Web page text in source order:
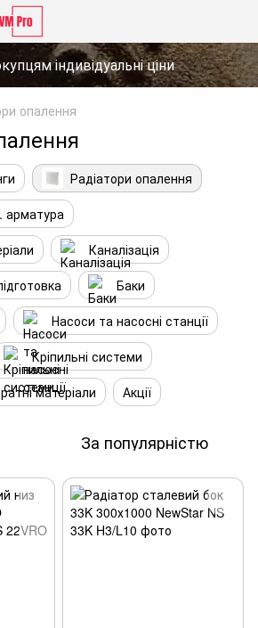
індивідуальні ціни
опалення
Радіатори опалення
арматура
Каналізація
Баки
Насоси та насосні станції
Кріпильні системи
матеріали
Акції
За популярністю